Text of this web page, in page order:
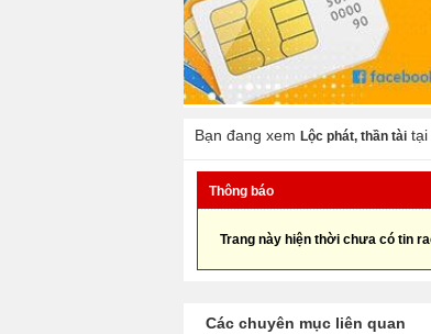
Bạn đang xem Lộc phát, thần tài tại
Thông báo
Trang này hiện thời chưa có tin
Các chuyên mục liên quan